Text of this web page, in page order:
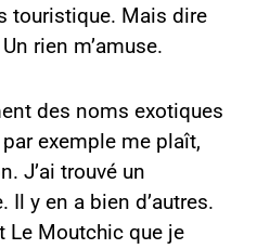
touristique. Mais dire
rien m’amuse.
des noms exotiques
exemple me plaît,
J’ai trouvé un
y en a bien d’autres.
Le Moutchic que je